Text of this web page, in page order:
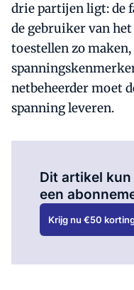
drie partijen ligt: de
de gebruiker van
toestellen zo
netbeheerder moet
spanning leveren.
Dit artikel
een
Krijg nu €50